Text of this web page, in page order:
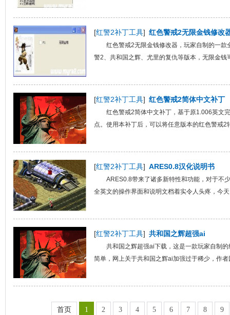
[红警2补丁工具] 红色警戒2无限金钱修改
红色警戒2无限金钱修改器，玩家自制的一
警2、共和国之辉、尤里的复仇等版本，无限金钱
[红警2补丁工具] 红色警戒2简体中文补丁
红色警戒2简体中文补丁，基于原1.006英文
点。使用本补丁后，可以将任意版本的红色警戒2
[红警2补丁工具] ARES0.8汉化说明书
ARES0.8带来了诸多新特性和功能，对于不
全英文的操作界面和说明文档着实令人头疼，今
[红警2补丁工具] 共和国之辉超强ai
共和国之辉超强ai下载，这是一款玩家自制
简单，网上关于共和国之辉ai加强过于稀少，作
首页 1 2 3 4 5 6 7 8 9